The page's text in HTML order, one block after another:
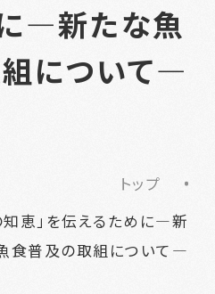
―新たな魚
について―
トップ
知恵」を伝えるために―新
食普及の取組について―